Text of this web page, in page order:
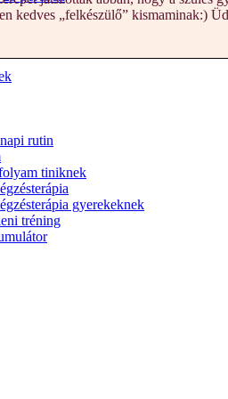
rutin
tiniknek
gyerekeknek
tréning
kedves „felkészülő” kismaminak:)